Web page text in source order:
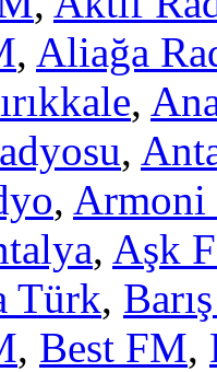
, Aliağa
,
,
,
, Aşk
Türk,
, Best FM,